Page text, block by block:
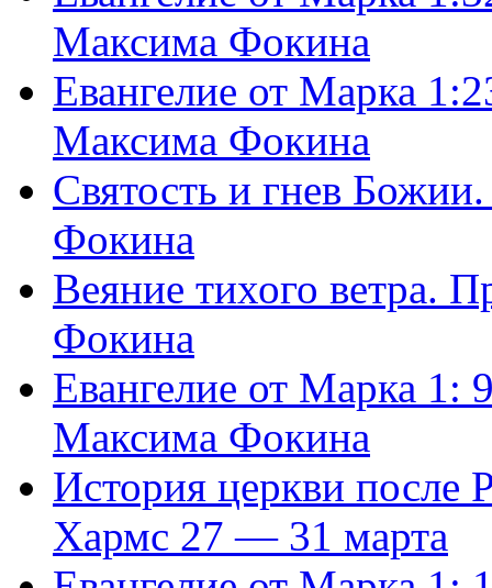
Максима Фокина
Евангелие от Марка
Максима Фокина
Святость и гнев
Фокина
Веяние тихого ветра.
Фокина
Евангелие от Марка 1:
Максима Фокина
История церкви
Хармс 27 — 31 марта